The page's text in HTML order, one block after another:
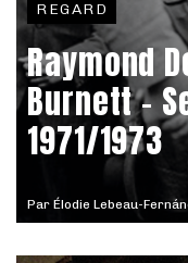
Par Élodie Lebeau-
REGARD
Raymond
Burnett -
1971/1973